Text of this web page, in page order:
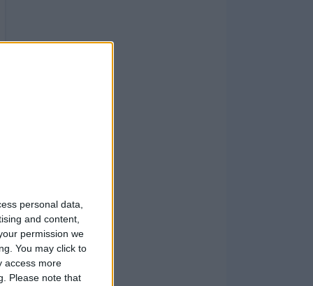
personal data,
and content,
permission we
You may click to
access more
Please note that